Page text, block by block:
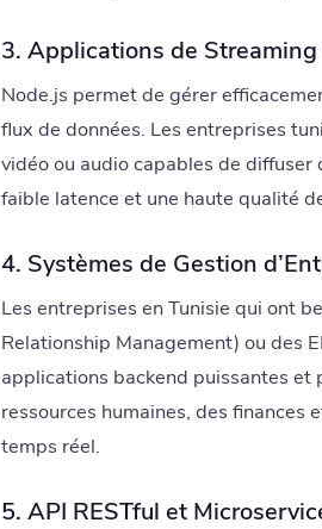
3. Applications de
Node.js permet de gérer
flux de données. Les entreprises
vidéo ou audio capables de
faible latence et une haute qualité
4. Systèmes de Gestion
Les entreprises en Tunisie qui ont
Relationship Management) ou des
applications backend puissantes et
ressources humaines, des
temps réel.
5. API RESTful et